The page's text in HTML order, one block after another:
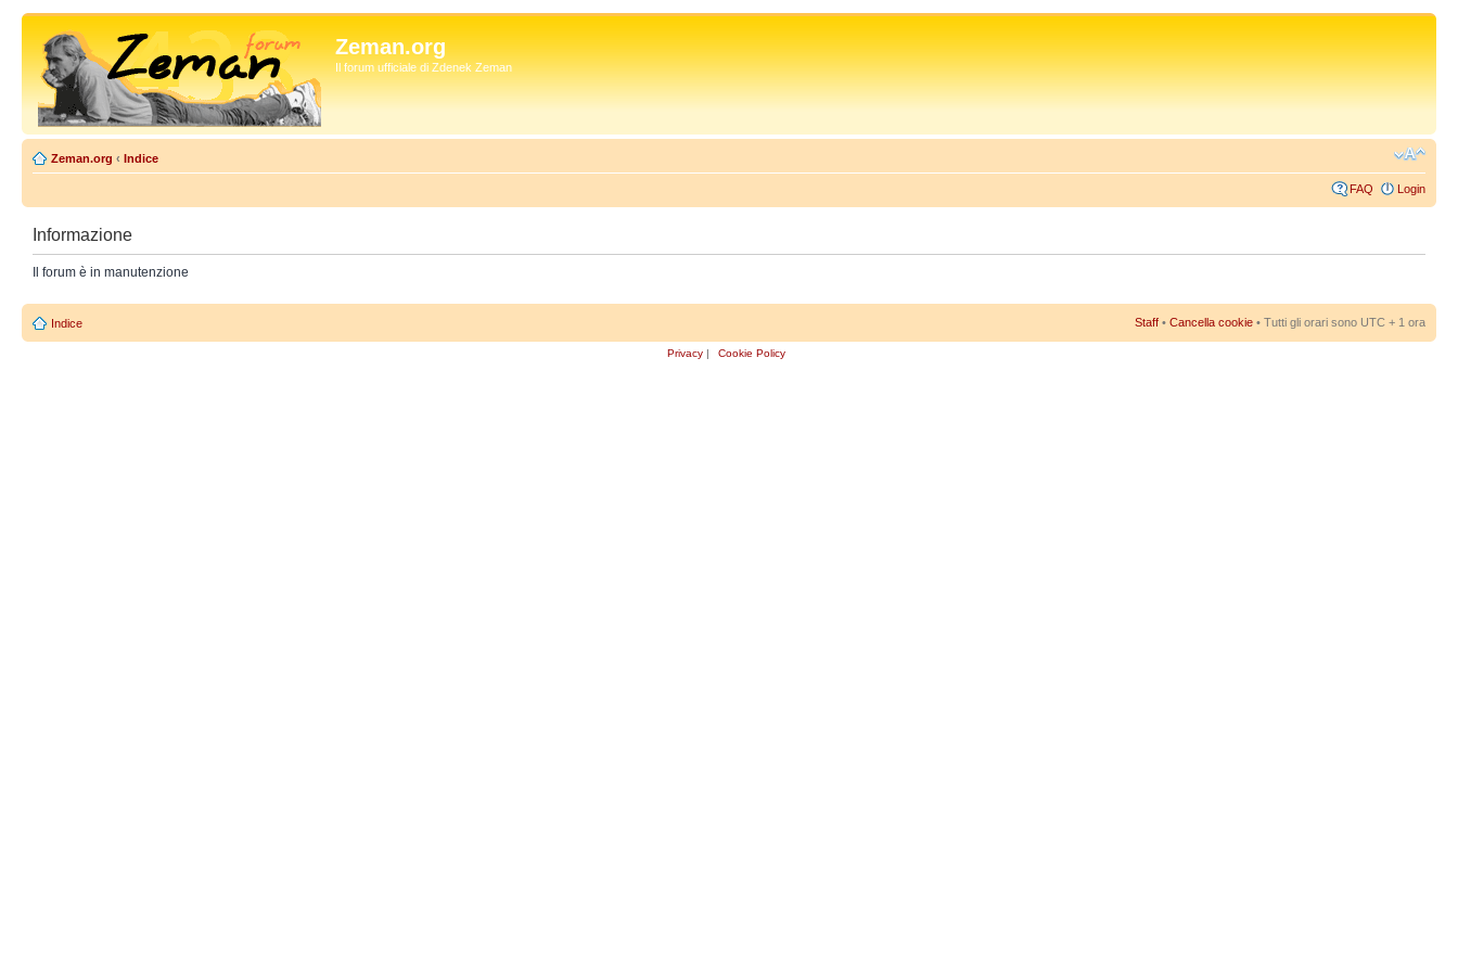
Zeman.org
Il forum ufficiale di Zdenek Zeman
Zeman.org ‹ Indice
FAQ Login
Informazione
Il forum è in manutenzione
Indice Staff • Cancella cookie • Tutti gli orari sono UTC + 1 ora
Privacy | Cookie Policy